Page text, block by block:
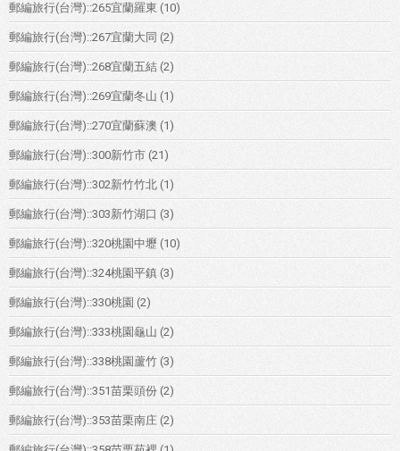
郵編旅行(台灣)::265宜蘭羅東 (10)
郵編旅行(台灣)::267宜蘭大同 (2)
郵編旅行(台灣)::268宜蘭五結 (2)
郵編旅行(台灣)::269宜蘭冬山 (1)
郵編旅行(台灣)::270宜蘭蘇澳 (1)
郵編旅行(台灣)::300新竹市 (21)
郵編旅行(台灣)::302新竹竹北 (1)
郵編旅行(台灣)::303新竹湖口 (3)
郵編旅行(台灣)::320桃園中壢 (10)
郵編旅行(台灣)::324桃園平鎮 (3)
郵編旅行(台灣)::330桃園 (2)
郵編旅行(台灣)::333桃園龜山 (2)
郵編旅行(台灣)::338桃園蘆竹 (3)
郵編旅行(台灣)::351苗栗頭份 (2)
郵編旅行(台灣)::353苗栗南庄 (2)